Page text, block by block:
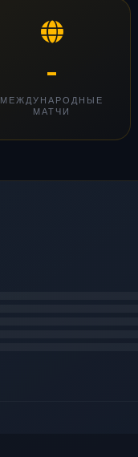
-
МЕЖДУНАРОДНЫЕ
МАТЧИ